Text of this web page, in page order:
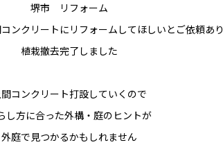
堺市 リフォーム
ンクリートにリフォームしてほしいとご依頼あり
植栽撤去完了しました
コンクリート打設していくので
し方に合った外構・庭のヒントが
外庭で見つかるかもしれません